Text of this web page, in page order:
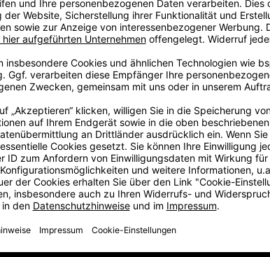
präsentiert sich der Look dank Kontrast-Elementen in
PUMA Cat Logo vorne. Und dank 100 %
was Gutes.